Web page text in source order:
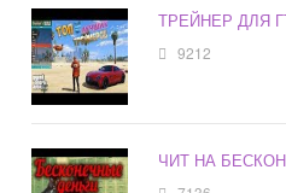
ТРЕЙНЕР ДЛЯ
9212
ЧИТ НА